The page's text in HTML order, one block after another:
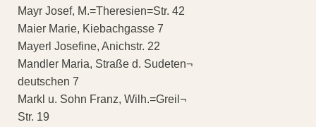
Mayr Josef, M.=Theresien=Str. 42
Maier Marie, Kiebachgasse 7
Mayerl Josefine, Anichstr. 22
Mandler Maria, Straße d. Sudeten¬
deutschen 7
Markl u. Sohn Franz, Wilh.=Greil¬
Str. 19